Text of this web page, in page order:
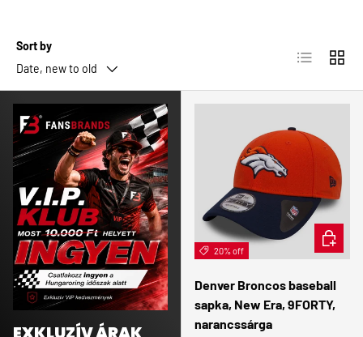
Sort by
Date, new to old
List Grid
20% off
Denver Broncos baseball
sapka, New Era, 9FORTY,
narancssárga
ADD TO